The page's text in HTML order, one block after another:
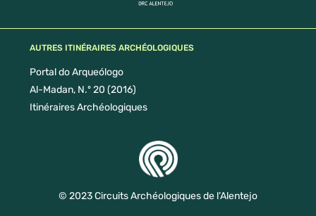
AUTRES ITINÉRAIRES ARCHÉOLOGIQUES
Portal do Arqueólogo
Al-Madan, N.º 20 (2016)
Itinéraires Archéologiques
© 2023 Circuits Archéologiques de l’Alentejo